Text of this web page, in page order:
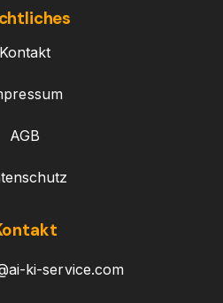
Kontakt
AGB
ki-service.com